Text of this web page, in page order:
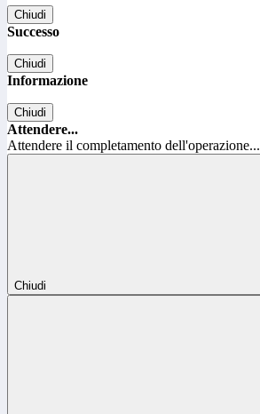
Chiudi
Successo
Chiudi
Informazione
Chiudi
Attendere...
Attendere il completamento dell'operazione...
Chiudi